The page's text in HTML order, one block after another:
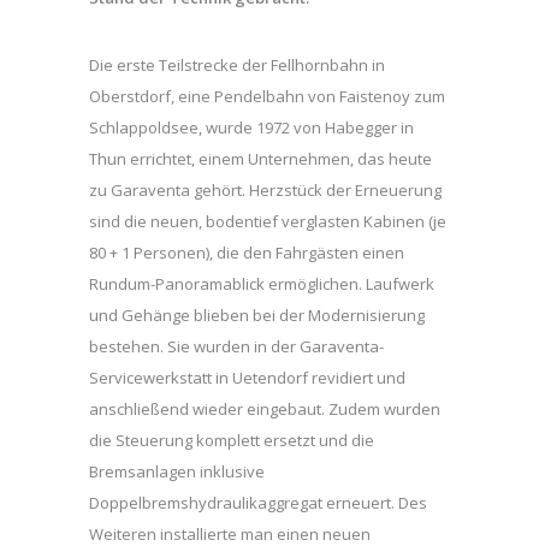
Die erste Teilstrecke der Fellhornbahn in
Oberstdorf, eine Pendelbahn von Faistenoy zum
Schlappoldsee, wurde 1972 von Habegger in
Thun errichtet, einem Unternehmen, das heute
zu Garaventa gehört. Herzstück der Erneuerung
sind die neuen, bodentief verglasten Kabinen (je
80 + 1 Personen), die den Fahrgästen einen
Rundum-Panoramablick ermöglichen. Laufwerk
und Gehänge blieben bei der Modernisierung
bestehen. Sie wurden in der Garaventa-
Servicewerkstatt in Uetendorf revidiert und
anschließend wieder eingebaut. Zudem wurden
die Steuerung komplett ersetzt und die
Bremsanlagen inklusive
Doppelbremshydraulikaggregat erneuert. Des
Weiteren installierte man einen neuen